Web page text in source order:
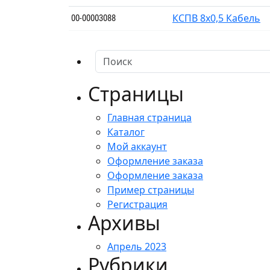
00-00003088 КСПВ 8х0,5 Кабель
Страницы
Главная страница
Каталог
Мой аккаунт
Оформление заказа
Оформление заказа
Пример страницы
Регистрация
Архивы
Апрель 2023
Рубрики